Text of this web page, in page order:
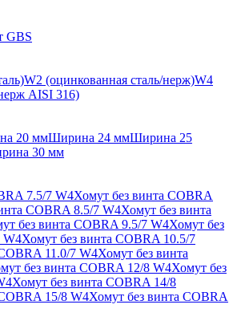
GBS
W2 (оцинкованная сталь/нерж)W4
AISI 316)
20 ммШирина 24 ммШирина 25
30 мм
7.5/7 W4Хомут без винта COBRA
COBRA 8.5/7 W4Хомут без винта
без винта COBRA 9.5/7 W4Хомут без
W4Хомут без винта COBRA 10.5/7
11.0/7 W4Хомут без винта
без винта COBRA 12/8 W4Хомут без
Хомут без винта COBRA 14/8
15/8 W4Хомут без винта COBRA